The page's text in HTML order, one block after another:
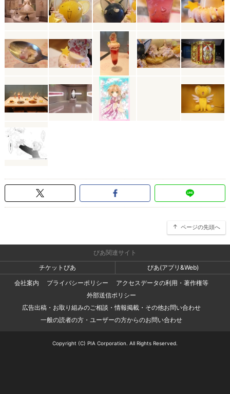
ページの先頭へ
ぴあ関連サイト
チケットぴあ
ぴあ(アプリ&Web)
会社案内
プライバシーポリシー
アクセスデータの利用・著作権等
外部送信ポリシー
広告出稿・お取り組みのご相談・情報掲載・その他お問い合わせ
一般の読者の方・ユーザーの方からのお問い合わせ
Copyright (C) PIA Corporation. All Rights Reserved.